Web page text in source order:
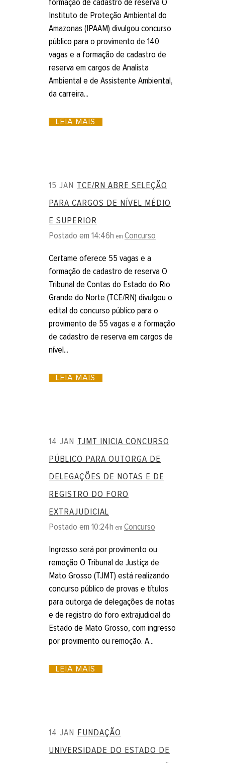
formação de cadastro de reserva O
Instituto de Proteção Ambiental do
Amazonas (IPAAM) divulgou concurso
público para o provimento de 140
vagas e a formação de cadastro de
reserva em cargos de Analista
Ambiental e de Assistente Ambiental,
da carreira...
LEIA MAIS
15 JAN TCE/RN ABRE SELEÇÃO
PARA CARGOS DE NÍVEL MÉDIO
E SUPERIOR
Postado em 14:46h em Concurso
Certame oferece 55 vagas e a
formação de cadastro de reserva O
Tribunal de Contas do Estado do Rio
Grande do Norte (TCE/RN) divulgou o
edital do concurso público para o
provimento de 55 vagas e a formação
de cadastro de reserva em cargos de
nível...
LEIA MAIS
14 JAN TJMT INICIA CONCURSO
PÚBLICO PARA OUTORGA DE
DELEGAÇÕES DE NOTAS E DE
REGISTRO DO FORO
EXTRAJUDICIAL
Postado em 10:24h em Concurso
Ingresso será por provimento ou
remoção O Tribunal de Justiça de
Mato Grosso (TJMT) está realizando
concurso público de provas e títulos
para outorga de delegações de notas
e de registro do foro extrajudicial do
Estado de Mato Grosso, com ingresso
por provimento ou remoção. A...
LEIA MAIS
14 JAN
FUNDAÇÃO
UNIVERSIDADE DO ESTADO DE